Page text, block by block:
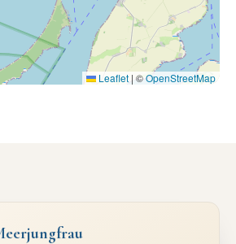
Leaflet | ©OpenStreetMap